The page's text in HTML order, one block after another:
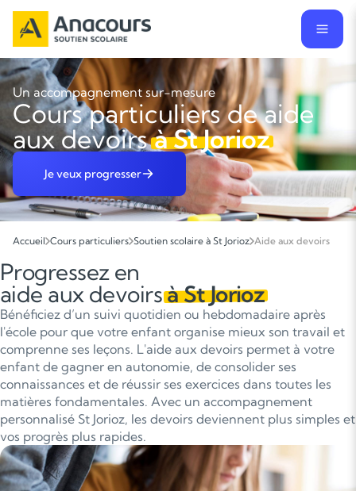
Un accompagnement sur-mesure
Cours particuliers de aide
aux devoirsà St Jorioz
Je veux progresser
Accueil Cours particuliers Soutien scolaire à St Jorioz Aide aux devoirs
Progressez en
aide aux devoirsà St Jorioz
Bénéficiez d’un suivi quotidien ou hebdomadaire après
l'école pour que votre enfant organise mieux son travail et
comprenne ses leçons. L'aide aux devoirs permet à votre
enfant de gagner en autonomie, de consolider ses
connaissances et de réussir ses exercices dans toutes les
matières fondamentales. Avec un accompagnement
personnalisé St Jorioz, les devoirs deviennent plus simples et
vos progrès plus rapides.